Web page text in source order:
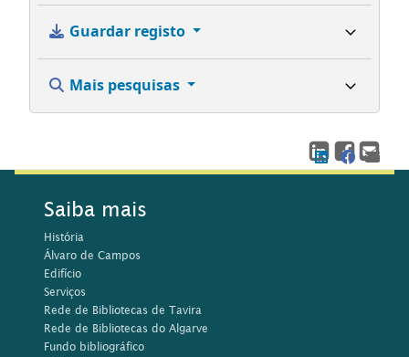
Guardar registo
Mais pesquisas
Saiba mais
História
Álvaro de Campos
Edifício
Serviços
Rede de Bibliotecas de Tavira
Rede de Bibliotecas do Algarve
Fundo bibliográfico